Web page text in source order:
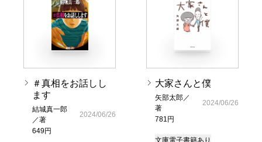
＃真相をお話しし
ます
結城真一郎
／著
649円
2024/06/26
大家さんと僕
矢部太郎／
著
781円
2024/06/26
文庫電子書籍あり